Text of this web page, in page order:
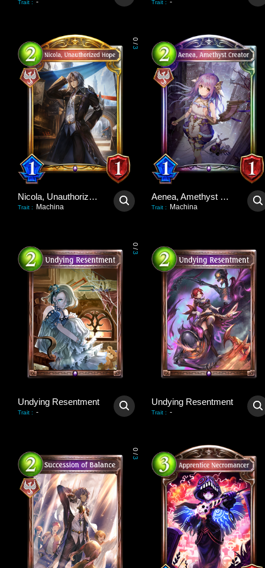
Trait : - Trait : -
0
/
3
Nicola, Unauthorized Hope
Trait : Machina
Aenea, Amethyst Creator
Trait : Machina
0
/
3
Undying Resentment
Trait : -
Undying Resentment
Trait : -
0
/
3